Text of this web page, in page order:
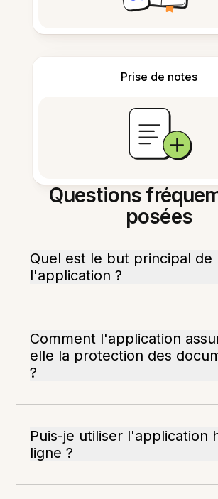
Prise de notes
Questions
posées
Quel est le but principal de
l'application ?
Comment l'application
elle la protection des
?
Puis-je utiliser l'application
ligne ?